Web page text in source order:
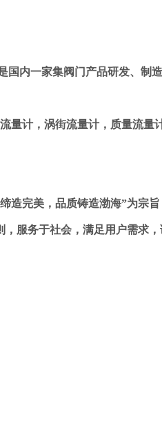
国内一家集阀门产品研发、制
量计，涡街流量计，质量流
完美，品质铸造渤海”为宗旨
，服务于社会，满足用户需求